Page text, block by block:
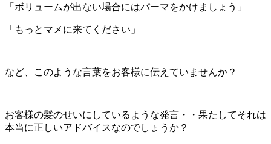
「ボリュームが出ない場合にはパーマをかけましょう」
「もっとマメに来てください」
など、このような言葉をお客様に伝えていませんか？
お客様の髪のせいにしているような発言・・果たしてそれは
本当に正しいアドバイスなのでしょうか？